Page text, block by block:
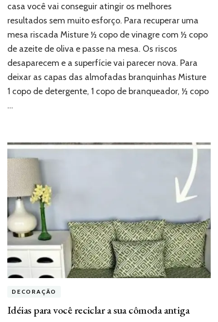
casa você vai conseguir atingir os melhores
resultados sem muito esforço. Para recuperar uma
mesa riscada Misture ½ copo de vinagre com ½ copo
de azeite de oliva e passe na mesa. Os riscos
desaparecem e a superfície vai parecer nova. Para
deixar as capas das almofadas branquinhas Misture
1 copo de detergente, 1 copo de branqueador, ½ copo
…
DECORAÇÃO
Idéias para você reciclar a sua cômoda antiga